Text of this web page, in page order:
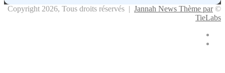
© Copyright 2026, Tous droits réservés |
Jannah News Thème par
TieLabs